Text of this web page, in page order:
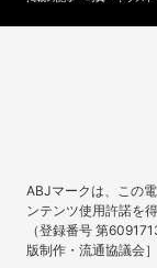
ABJマークは、この
ンテンツ使用許諾を
（登録番号 第
版制作・流通協議会